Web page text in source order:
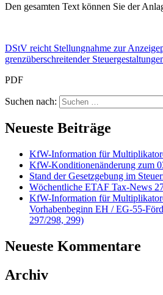
Den gesamten Text können Sie der
DStV reicht Stellungnahme zur
grenzüberschreitender
PDF
Suchen nach:
Neueste Beiträge
KfW-Information für
KfW-Konditionenänderung zum
Stand der Gesetzgebung im
Wöchentliche ETAF Tax-News
KfW-Information für
Vorhabenbeginn EH / EG-55-
297/298, 299)
Neueste Kommentare
Archiv